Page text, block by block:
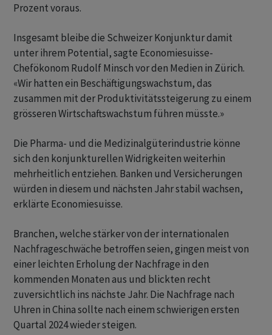
Prozent voraus.
Insgesamt bleibe die Schweizer Konjunktur damit
unter ihrem Potential, sagte Economiesuisse-
Chefökonom Rudolf Minsch vor den Medien in Zürich.
«Wir hatten ein Beschäftigungswachstum, das
zusammen mit der Produktivitätssteigerung zu einem
grösseren Wirtschaftswachstum führen müsste.»
Die Pharma- und die Medizinalgüterindustrie könne
sich den konjunkturellen Widrigkeiten weiterhin
mehrheitlich entziehen. Banken und Versicherungen
würden in diesem und nächsten Jahr stabil wachsen,
erklärte Economiesuisse.
Branchen, welche stärker von der internationalen
Nachfrageschwäche betroffen seien, gingen meist von
einer leichten Erholung der Nachfrage in den
kommenden Monaten aus und blickten recht
zuversichtlich ins nächste Jahr. Die Nachfrage nach
Uhren in China sollte nach einem schwierigen ersten
Quartal 2024 wieder steigen.